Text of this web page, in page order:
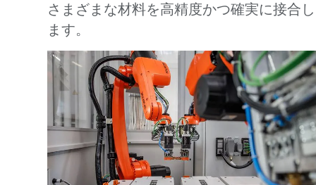
さまざまな材料を高精度かつ確実に接合し
ます。